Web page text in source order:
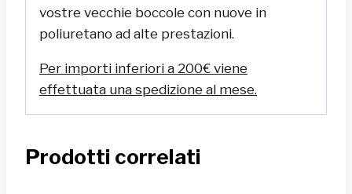
vostre vecchie boccole con nuove in
poliuretano ad alte prestazioni.
Per importi inferiori a 200€ viene
effettuata una spedizione al mese.
Prodotti correlati